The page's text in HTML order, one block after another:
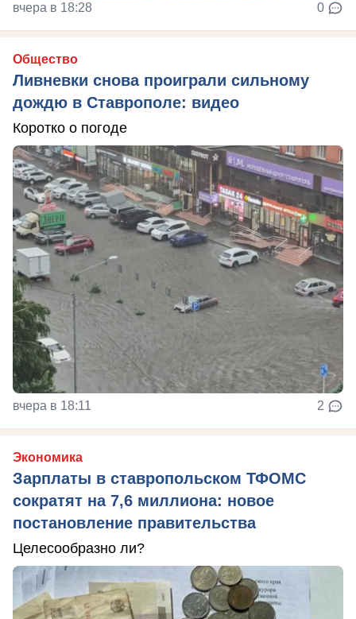
вчера в 18:28 0
Общество
Ливневки снова проиграли сильному
дождю в Ставрополе: видео
Коротко о погоде
вчера в 18:11 2
Экономика
Зарплаты в ставропольском ТФОМС
сократят на 7,6 миллиона: новое
постановление правительства
Целесообразно ли?